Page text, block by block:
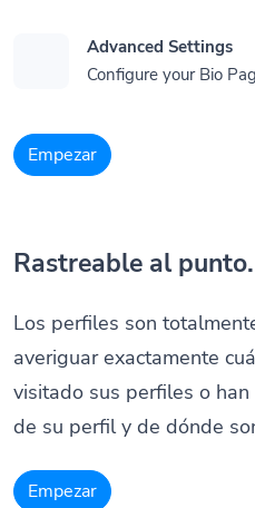
Advanced Settings
Configure your Bio
Empezar
Rastreable al punto.
Los perfiles son
averiguar exactamente
visitado sus perfiles o
de su perfil y de dónde
Empezar